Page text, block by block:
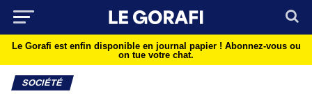
Le Gorafi est enfin disponible en journal papier ! Abonnez-vous ou
on tue votre chat.
SOCIÉTÉ